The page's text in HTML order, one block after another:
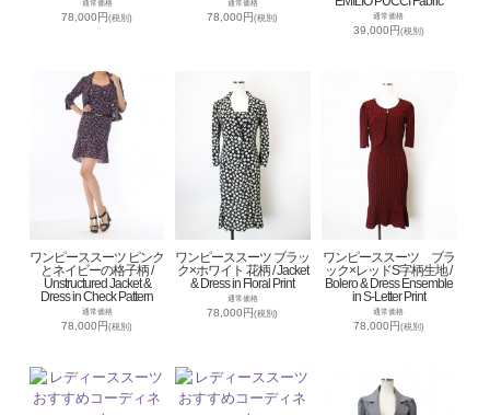
通常価格
78,000円(税別)
通常価格
78,000円(税別) 通常価格
39,000円(税別)
ワンピーススーツ ピンク
とネイビーの格子柄 /
Unstructured Jacket &
Dress in Check Pattern
通常価格
78,000円(税別)
ワンピーススーツ ブラッ
ク×ホワイト 花柄 / Jacket
& Dress in Floral Print
通常価格
78,000円(税別)
ワンピーススーツ ブラ
ック×レッドS字柄生地 /
Bolero & Dress Ensemble
in S-Letter Print
通常価格
78,000円(税別)